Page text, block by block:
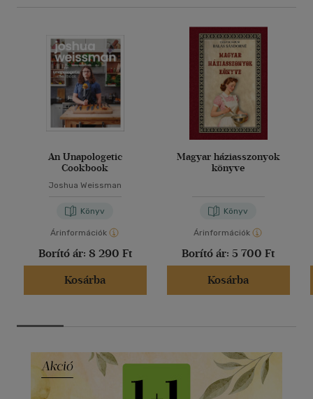
An Unapologetic
Cookbook
Joshua Weissman
Könyv
Árinformációk
Borító ár: 8 290 Ft
Kosárba
Magyar háziasszonyok
könyve
Könyv
Árinformációk
Borító ár: 5 700 Ft
Kosárba